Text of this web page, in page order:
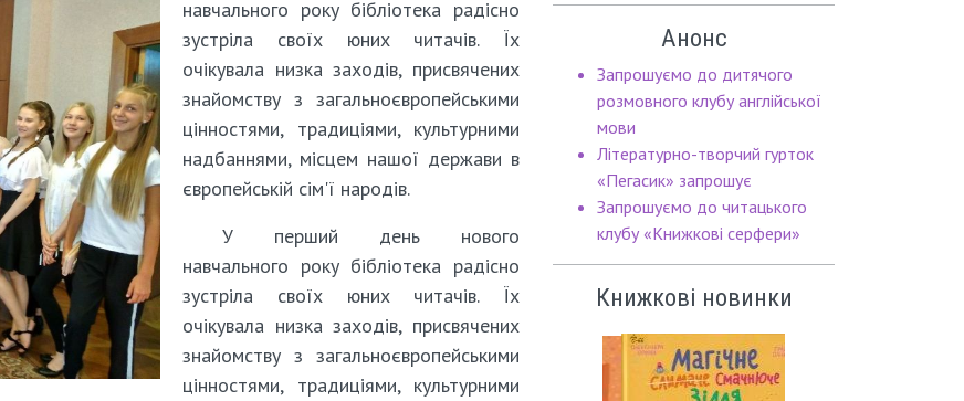
навчального року бібліотека радісно
зустріла своїх юних читачів. Їх
очікувала низка заходів, присвячених
знайомству з загальноєвропейськими
цінностями, традиціями, культурними
надбаннями, місцем нашої держави в
європейській сім'ї народів.
У перший день нового
навчального року бібліотека радісно
зустріла своїх юних читачів. Їх
очікувала низка заходів, присвячених
знайомству з загальноєвропейськими
цінностями, традиціями, культурними
Анонс
Запрошуємо до дитячого
розмовного клубу англійської
мови
Літературно-творчий гурток
«Пегасик» запрошує
Запрошуємо до читацького
клубу «Книжкові серфери»
Книжкові новинки